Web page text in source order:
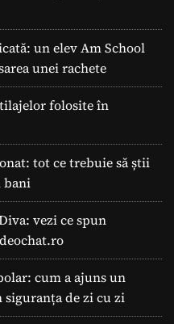
un elev Am School
unei rachete
folosite în
tot ce trebuie să știi
bani
vezi ce spun
cum a ajuns un
siguranța de zi cu zi